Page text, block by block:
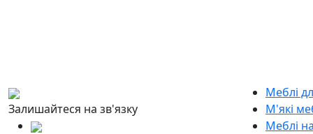
Залишайтеся на зв'язку
Меблі
М'які
Меблі